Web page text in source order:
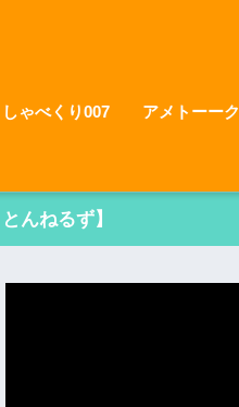
しゃべくり007 アメトーーク
んねるず】